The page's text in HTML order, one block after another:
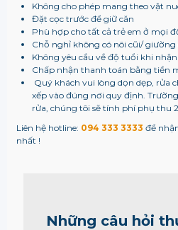
Không cho phép mang theo vật
Đặt cọc trước để giữ căn
Phù hợp cho tất cả trẻ em ở mọi
Chỗ nghỉ không có nôi cũi/
Không yêu cầu về độ tuổi khi
Chấp nhận thanh toán bằng tiền
Quý khách vui lòng dọn dẹp, rửa
xếp vào đúng nơi quy định.
rửa, chúng tôi sẽ tính phí phụ thu
Liên hệ hotline: 094 333 3333 để
nhất !
Những câu hỏi